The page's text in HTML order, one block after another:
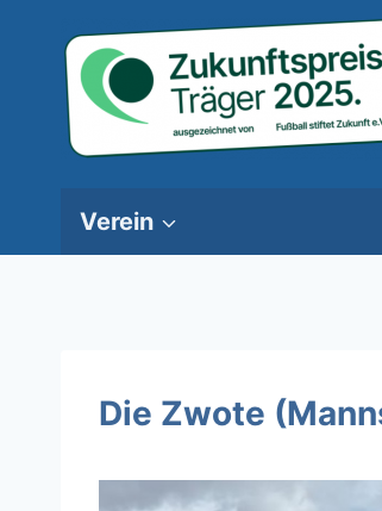
springen
Verein
Die Zwote